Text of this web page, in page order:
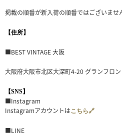
掲載の順番が新入荷の順番ではございませ
【住所】
■BEST VINTAGE 大阪
大阪府大阪市北区大深町4-20 グランフロ
【SNS】
■Instagram
Instagramアカウントはこちら🔗
■LINE